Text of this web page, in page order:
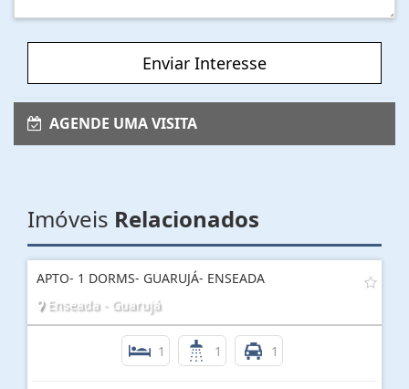
Enviar Interesse
AGENDE UMA VISITA
Imóveis Relacionados
APTO- 1 DORMS- GUARUJÁ- ENSEADA
Enseada - Guarujá
1 1 1